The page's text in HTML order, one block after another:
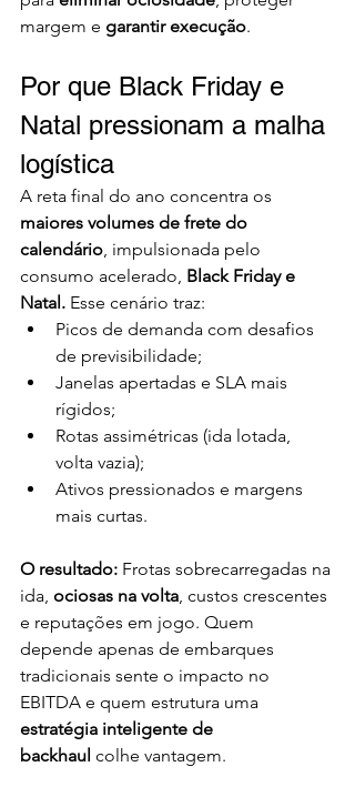
margem e garantir execução.
Por que Black Friday e
Natal pressionam a malha
logística
A reta final do ano concentra os
maiores volumes de frete do
calendário, impulsionada pelo
consumo acelerado, Black Friday e
Natal. Esse cenário traz:
Picos de demanda com desafios
de previsibilidade;
Janelas apertadas e SLA mais
rígidos;
Rotas assimétricas (ida lotada,
volta vazia);
Ativos pressionados e margens
mais curtas.
O resultado: Frotas sobrecarregadas na
ida, ociosas na volta, custos crescentes
e reputações em jogo. Quem
depende apenas de embarques
tradicionais sente o impacto no
EBITDA e quem estrutura uma
estratégia inteligente de
backhaul colhe vantagem.